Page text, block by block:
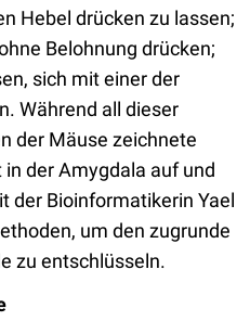
Hebel drücken zu lassen;
Belohnung drücken;
sich mit einer der
Während all dieser
der Mäuse zeichnete
der Amygdala auf und
der Bioinformatikerin Yael
um den zugrunde
zu entschlüsseln.